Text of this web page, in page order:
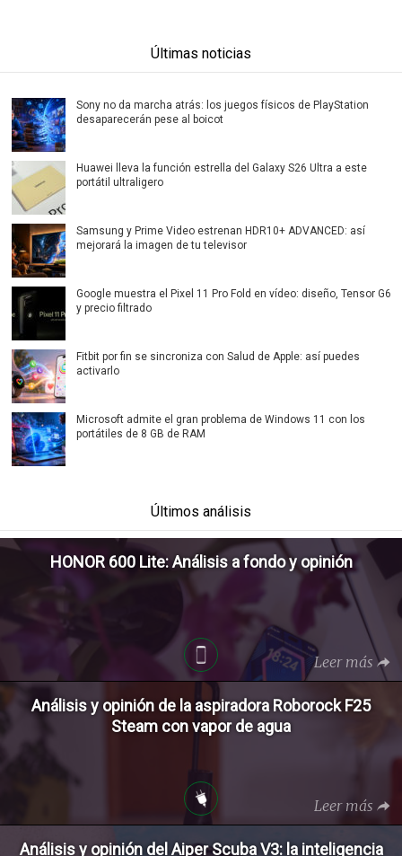
Últimas noticias
Sony no da marcha atrás: los juegos físicos de PlayStation
desaparecerán pese al boicot
Huawei lleva la función estrella del Galaxy S26 Ultra a este
portátil ultraligero
Samsung y Prime Video estrenan HDR10+ ADVANCED: así
mejorará la imagen de tu televisor
Google muestra el Pixel 11 Pro Fold en vídeo: diseño, Tensor G6
y precio filtrado
Fitbit por fin se sincroniza con Salud de Apple: así puedes
activarlo
Microsoft admite el gran problema de Windows 11 con los
portátiles de 8 GB de RAM
Últimos análisis
HONOR 600 Lite: Análisis a fondo y opinión
Leer más
Análisis y opinión de la aspiradora Roborock F25
Steam con vapor de agua
Leer más
Análisis y opinión del Aiper Scuba V3: la inteligencia